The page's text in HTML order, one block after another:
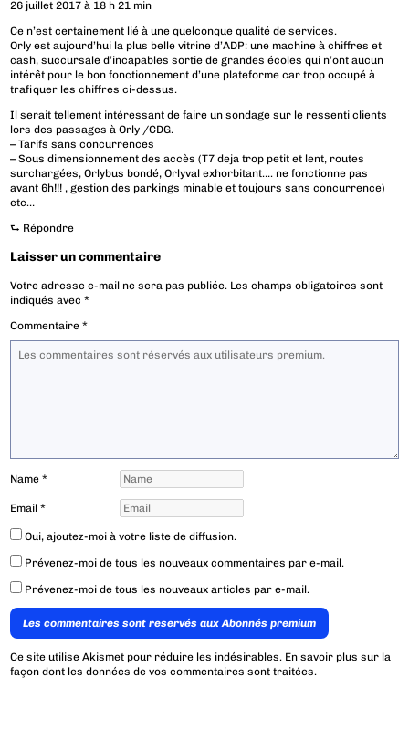
26 juillet 2017 à 18 h 21 min
Ce n’est certainement lié à une quelconque qualité de services.
Orly est aujourd’hui la plus belle vitrine d’ADP: une machine à chiffres et
cash, succursale d’incapables sortie de grandes écoles qui n’ont aucun
intérêt pour le bon fonctionnement d’une plateforme car trop occupé à
trafiquer les chiffres ci-dessus.
Il serait tellement intéressant de faire un sondage sur le ressenti clients
lors des passages à Orly /CDG.
– Tarifs sans concurrences
– Sous dimensionnement des accès (T7 deja trop petit et lent, routes
surchargées, Orlybus bondé, Orlyval exhorbitant…. ne fonctionne pas
avant 6h!!! , gestion des parkings minable et toujours sans concurrence)
etc…
⮑ Répondre
Laisser un commentaire
Votre adresse e-mail ne sera pas publiée. Les champs obligatoires sont
indiqués avec*
Commentaire*
Name*
Email*
Oui, ajoutez-moi à votre liste de diffusion.
Prévenez-moi de tous les nouveaux commentaires par e-mail.
Prévenez-moi de tous les nouveaux articles par e-mail.
Les commentaires sont reservés aux Abonnés premium
Ce site utilise Akismet pour réduire les indésirables. En savoir plus sur la
façon dont les données de vos commentaires sont traitées.